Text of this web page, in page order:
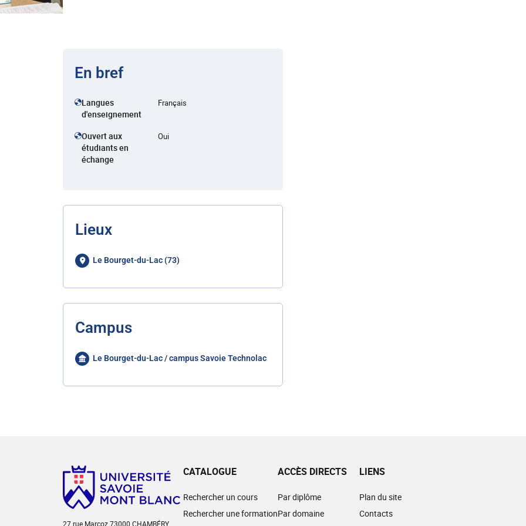
En bref
Langues
d'enseignement
Français
Ouvert aux
étudiants en
échange
Oui
Lieux
Le Bourget-du-Lac (73)
Campus
Le Bourget-du-Lac / campus Savoie Technolac
27 rue Marcoz 73000 CHAMBÉRY
CATALOGUE
Rechercher un cours
Rechercher une formation
ACCÈS DIRECTS
Par diplôme
Par domaine
LIENS
Plan du site
Contacts